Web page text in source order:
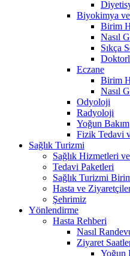
Biyokimya
Birim
Nasıl
Sıkça
Eczane
Birim
Nasıl
Odyoloji
Radyoloji
Yoğun Bakım
Fizik Tedavi
Sağlık Turizmi
Sağlık Hizmetleri
Tedavi Paketleri
Sağlık Turizmi
Hasta ve
Şehrimiz
Yönlendirme
Hasta Rehberi
Nasıl
Ziyaret
Yoğun